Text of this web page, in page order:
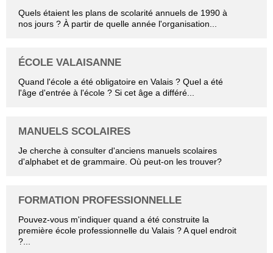
Quels étaient les plans de scolarité annuels de 1990 à
nos jours ? À partir de quelle année l'organisation...
ÉCOLE VALAISANNE
Quand l'école a été obligatoire en Valais ? Quel a été
l'âge d'entrée à l'école ? Si cet âge a différé...
MANUELS SCOLAIRES
Je cherche à consulter d'anciens manuels scolaires
d'alphabet et de grammaire. Où peut-on les trouver?
FORMATION PROFESSIONNELLE
Pouvez-vous m'indiquer quand a été construite la
première école professionnelle du Valais ? A quel endroit
?...